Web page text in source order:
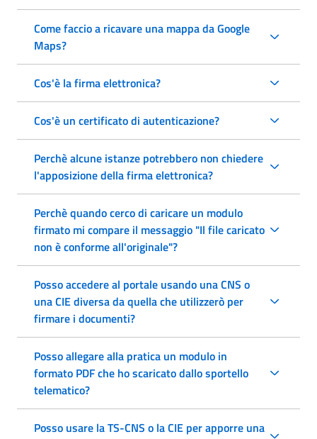
Come faccio a ricavare una mappa da Google
Maps?
Cos'è la firma elettronica?
Cos'è un certificato di autenticazione?
Perchè alcune istanze potrebbero non chiedere
l'apposizione della firma elettronica?
Perchè quando cerco di caricare un modulo
firmato mi compare il messaggio "Il file caricato
non è conforme all'originale"?
Posso accedere al portale usando una CNS o
una CIE diversa da quella che utilizzerò per
firmare i documenti?
Posso allegare alla pratica un modulo in
formato PDF che ho scaricato dallo sportello
telematico?
Posso usare la TS-CNS o la CIE per apporre una